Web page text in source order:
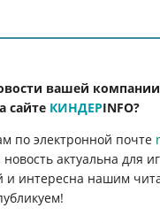
вашей
сайте КИНДЕРINFO?
по электронной почте
актуальна для
и интересна нашим